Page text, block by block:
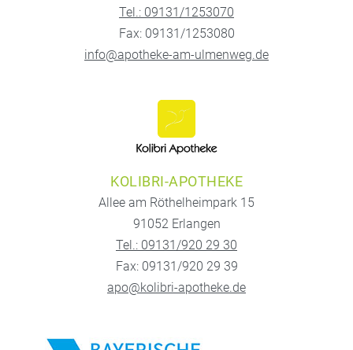
Tel.: 09131/1253070
Fax: 09131/1253080
info@apotheke-am-ulmenweg.de
KOLIBRI-APOTHEKE
Allee am Röthelheimpark 15
91052 Erlangen
Tel.: 09131/920 29 30
Fax: 09131/920 29 39
apo@kolibri-apotheke.de